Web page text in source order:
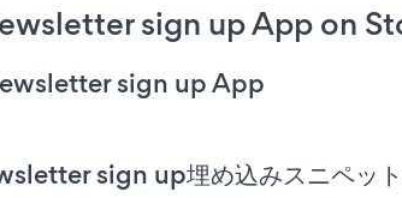
sign up App on
sign up App
sign up埋め込みスニペット